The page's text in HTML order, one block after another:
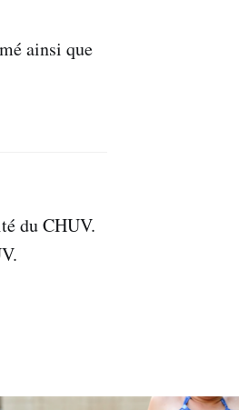
ainsi que
du CHUV.